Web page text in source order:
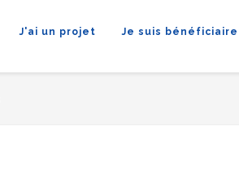
J'ai un projet Je suis bénéficiaire